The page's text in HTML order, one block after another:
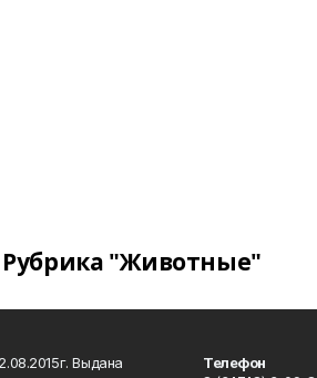
Рубрика "Животные"
Выдана
Телефон